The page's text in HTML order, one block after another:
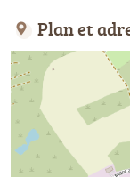
Plan et